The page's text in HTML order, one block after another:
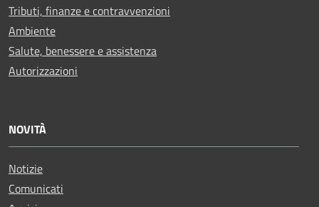
Tributi, finanze e contravvenzioni
Ambiente
Salute, benessere e assistenza
Autorizzazioni
NOVITÀ
Notizie
Comunicati